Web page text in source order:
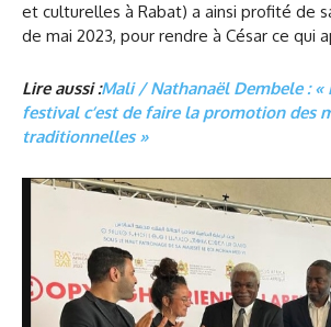
et culturelles à Rabat) a ainsi profité de
de mai 2023, pour rendre à César ce qui
Lire aussi :Mali / Nathanaël Dembele : «
festival c’est de faire la promotion des
traditionnelles »